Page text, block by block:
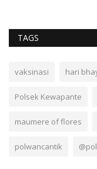
TAGS
vaksinasi hari
Polsek Kewapante
maumere of flores
polwancantik